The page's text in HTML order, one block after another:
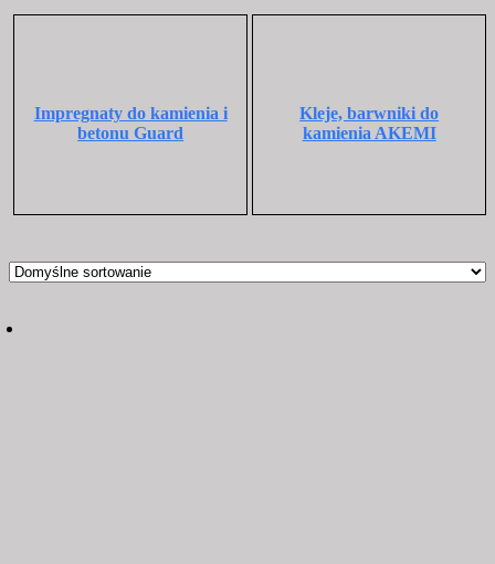
Impregnaty do kamienia i
betonu Guard
Kleje, barwniki do
kamienia AKEMI